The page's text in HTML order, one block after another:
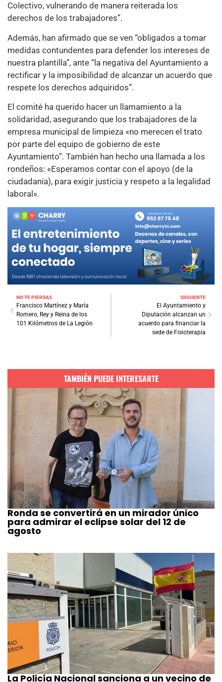
Colectivo, vulnerando de manera reiterada los
derechos de los trabajadores”.
Además, han afirmado que se ven “obligados a tomar
medidas contundentes para defender los intereses de
nuestra plantilla”, ante “la negativa del Ayuntamiento a
rectificar y la imposibilidad de alcanzar un acuerdo que
respete los derechos adquiridos”.
El comité ha querido hacer un llamamiento a la
solidaridad, asegurando que los trabajadores de la
empresa municipal de limpieza «no merecen el trato
por parte del equipo de gobierno de este
Ayuntamiento”. También han hecho una llamada a los
rondeños: «Esperamos contar con el apoyo (de la
ciudadanía), para exigir justicia y respeto a la legalidad
laboral».
NO TE PIERDAS
Francisco Martínez y María
Romero, Rey y Reina de los
101 Kilómetros de La Legión
SIGUIENTE
El Ayuntamiento y
Diputación alcanzan un
acuerdo para financiar la
sede de Fisioterapia
TAMBIÉN PUEDE INTERESARTE
Ronda se convertirá en un mirador único
para admirar el eclipse solar del 12 de
agosto
La Policía Nacional sanciona a un vecino de